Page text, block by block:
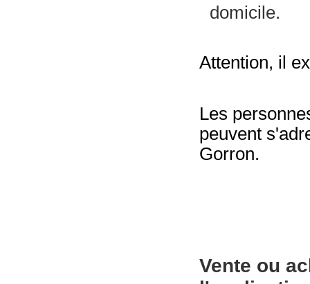
domicile.
Attention, il
Les
peuvent
Gorron.
Vente ou